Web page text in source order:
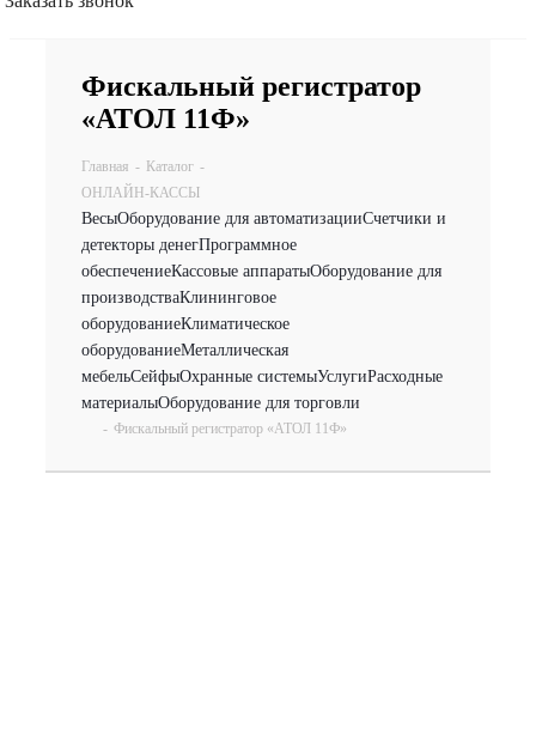
Фискальный регистратор
«АТОЛ 11Ф»
Главная - Каталог -
ОНЛАЙН-КАССЫ
ВесыОборудование для автоматизацииСчетчики и
детекторы денегПрограммное
обеспечениеКассовые аппаратыОборудование для
производстваКлининговое
оборудованиеКлиматическое
оборудованиеМеталлическая
мебельСейфыОхранные системыУслугиРасходные
материалыОборудование для торговли
- Фискальный регистратор «АТОЛ 11Ф»